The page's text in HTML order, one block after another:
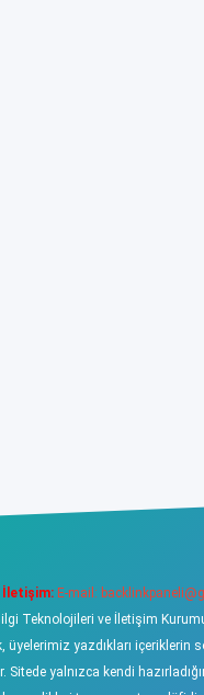
İletişim: E-mail:
Teknolojileri ve İletişim
yazdıkları
Sitede yalnızca kendi